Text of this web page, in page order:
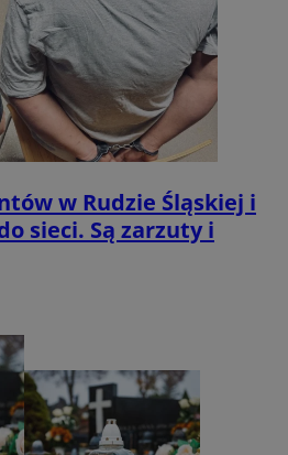
w Rudzie Śląskiej i
sieci. Są zarzuty i